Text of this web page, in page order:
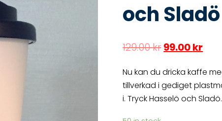
och Sladö
129.00kr 99.00kr
Nu kan du dricka kaffe
tillverkad i gediget
i. Tryck Hasselö och